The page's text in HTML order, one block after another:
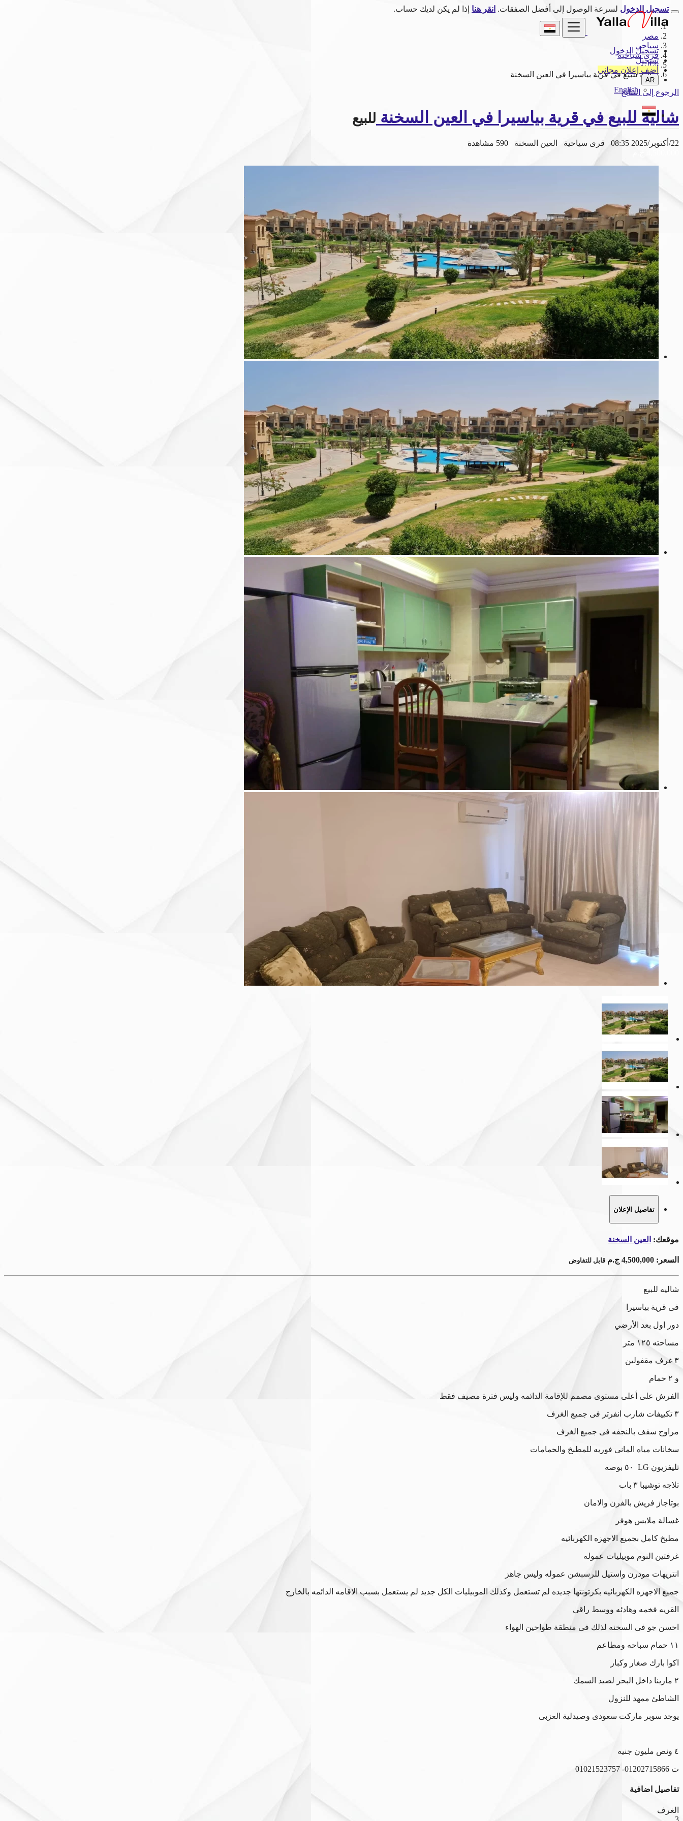
تسجيل الدخول
تسجيل
أضف إعلان مجاني
AR
English
تسجيل الدخول لسرعة الوصول إلى أفضل الصفقات. انقر هنا إذا لم يكن لديك حساب.
مصر
سياحي
قرى سياحية
شاليه
شاليه للبيع في قرية بياسيرا في العين السخنة
الرجوع إلى النتائج
شاليه للبيع في قرية بياسيرا في العين السخنة للبيع
22/أكتوبر/2025 08:35 قرى سياحية العين السخنة
590 مشاهدة
تفاصيل الإعلان
موقعك: العين السخنة
السعر: 4,500,000 ج.م قابل للتفاوض
شاليه للبيع
فى قرية بياسيرا
دور اول بعد الأرضي
مساحته ١٢٥ متر
٣ غرف مقفولين
و ٢ حمام
الفرش على أعلى مستوى مصمم للإقامة الدائمه وليس فترة مصيف فقط
٣ تكييفات شارب انفرتر فى جميع الغرف
مراوح سقف بالنجفه فى جميع الغرف
سخانات مياه المانى فوريه للمطبخ والحمامات
تليفزيون LG ٥٠ بوصه
تلاجه توشيبا ٣ باب
بوتاجاز فريش بالفرن والامان
غسالة ملابس هوفر
مطبخ كامل بجميع الاجهزه الكهربائيه
غرفتين النوم موبيليات عموله
انتريهات مودرن واستيل للرسبشن عموله وليس جاهز
جميع الاجهزه الكهربائيه بكرتونتها جديده لم تستعمل وكذلك الموبيليات الكل جديد لم يستعمل بسبب الاقامه الدائمه بالخارج
القريه فخمه وهادئه ووسط راقى
احسن جو فى السخنه لذلك فى منطقة طواحين الهواء
١١ حمام سباحه ومطاعم
اكوا بارك صغار وكبار
٢ مارينا داخل البحر لصيد السمك
الشاطئ ممهد للنزول
يوجد سوبر ماركت سعودى وصيدلية العزبى
٤ ونص مليون جنيه
ت 01202715866- 01021523757
تفاصيل اضافية
الغرف
3